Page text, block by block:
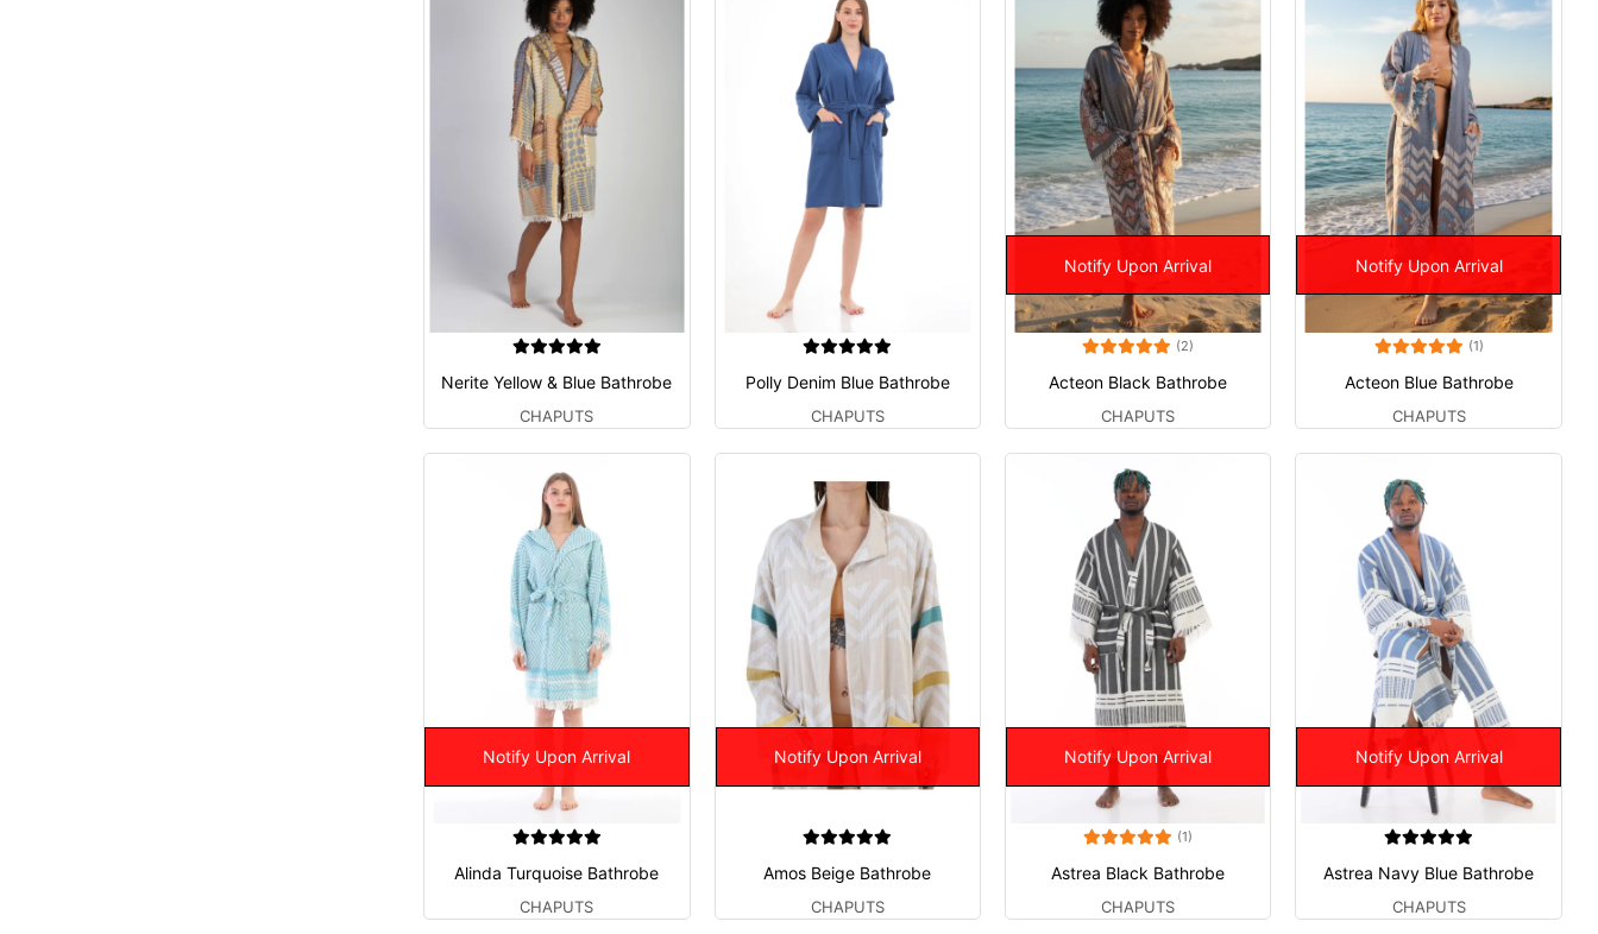
Nerite Yellow & Blue Bathrobe
CHAPUTS
Polly Denim Blue Bathrobe
CHAPUTS
Notify Upon Arrival
(2)
Acteon Black Bathrobe
CHAPUTS
Notify Upon Arrival
(1)
Acteon Blue Bathrobe
CHAPUTS
Notify Upon Arrival
Alinda Turquoise Bathrobe
CHAPUTS
Notify Upon Arrival
Amos Beige Bathrobe
CHAPUTS
Notify Upon Arrival
(1)
Astrea Black Bathrobe
CHAPUTS
Notify Upon Arrival
Astrea Navy Blue Bathrobe
CHAPUTS